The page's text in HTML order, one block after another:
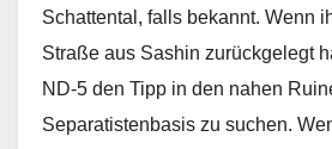
Schattental, falls bekannt. Wenn
Straße aus Sashin zurückgelegt
ND-5 den Tipp in den nahen
Separatistenbasis zu suchen.